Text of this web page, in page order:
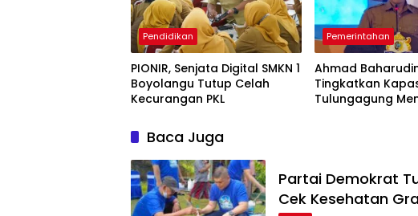
Pendidikan
PIONIR, Senjata Digital SMKN 1
Boyolangu Tutup Celah
Kecurangan PKL
Pemerintahan
Ahmad
Tingkatkan
Tulungagung
Baca Juga
Partai Demokrat
Cek Kesehatan